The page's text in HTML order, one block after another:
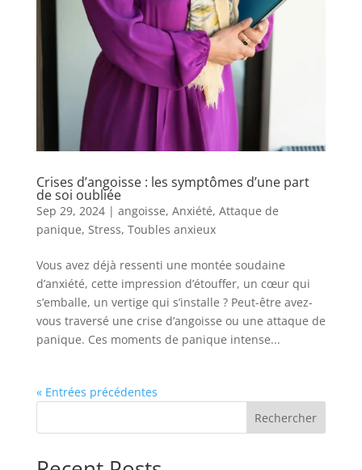
Crises d’angoisse : les symptômes d’une part
de soi oubliée
Sep 29, 2024| angoisse, Anxiété, Attaque de
panique, Stress, Toubles anxieux
Vous avez déjà ressenti une montée soudaine
d’anxiété, cette impression d’étouffer, un cœur qui
s’emballe, un vertige qui s’installe ? Peut-être avez-
vous traversé une crise d’angoisse ou une attaque de
panique. Ces moments de panique intense...
« Entrées précédentes
Rechercher